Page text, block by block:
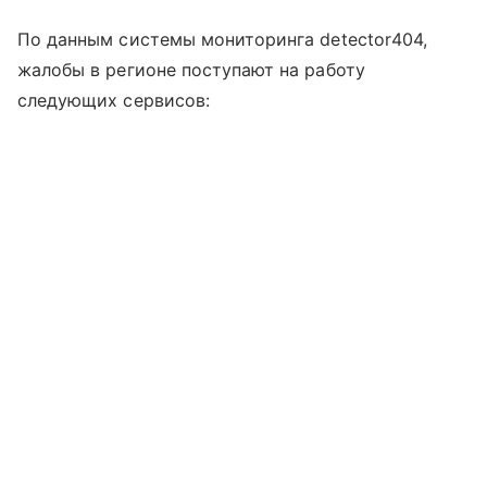
По данным системы мониторинга detector404,
жалобы в регионе поступают на работу
следующих сервисов: